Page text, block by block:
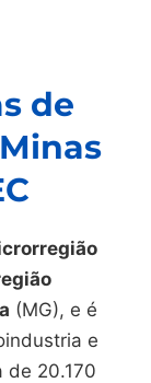
de
(MG), e é
e
de 20.170